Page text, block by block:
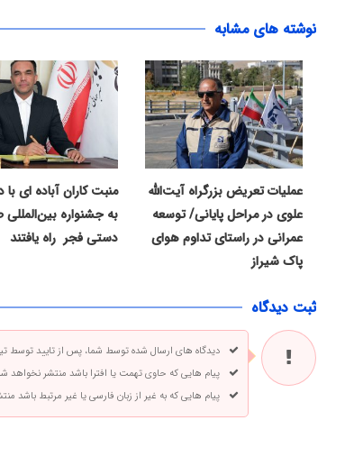
نوشته های مشابه
عملیات تعریض بزرگراه آیت‌الله
علوی در مراحل پایانی/ توسعه
عمرانی در راستای تداوم هوای
پاک شیراز
منبت کاران آباده ای
به جشنواره بین‌المللی
دستی فجر راه یافتند
ثبت دیدگاه
دیدگاه های ارسال شده توسط شما، پس از تایید توسط
پیام هایی که حاوی تهمت یا افترا باشد منتشر نخواهد
پیام هایی که به غیر از زبان فارسی یا غیر مرتبط باشد